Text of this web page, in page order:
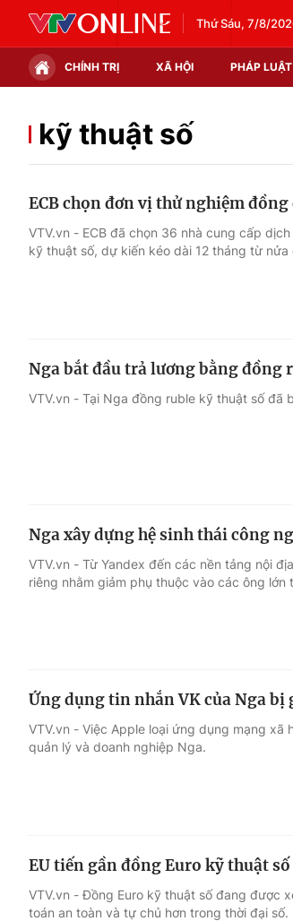
Thứ Sáu, 7/8/
CHÍNH TRỊ XÃ HỘI PHÁP LUẬT
Chính trị
Thế giới đó đây
Thị
Điện ảnh
Âm nhạc
Sao
Du
Làm
Chất
kỹ thuật số
ECB chọn đơn vị thử nghiệm
VTV.vn - ECB đã chọn 36 nhà cung cấp
kỹ thuật số, dự kiến kéo dài 12 tháng từ nửa
Nga bắt đầu trả lương bằng đồng
VTV.vn - Tại Nga đồng ruble kỹ thuật số
Nga xây dựng hệ sinh thái công
VTV.vn - Từ Yandex đến các nền tảng nội
riêng nhằm giảm phụ thuộc vào các ông lớn
Ứng dụng tin nhắn VK của Nga bị
VTV.vn - Việc Apple loại ứng dụng mạng
quản lý và doanh nghiệp Nga.
EU tiến gần đồng Euro kỹ thuật số
VTV.vn - Đồng Euro kỹ thuật số đang được
toán an toàn và tự chủ hơn trong thời đại số.